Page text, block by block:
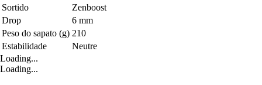
Sortido
Zenboost
Drop
6 mm
Peso do sapato (g) 210
Estabilidade
Neutre
Loading...
Loading...